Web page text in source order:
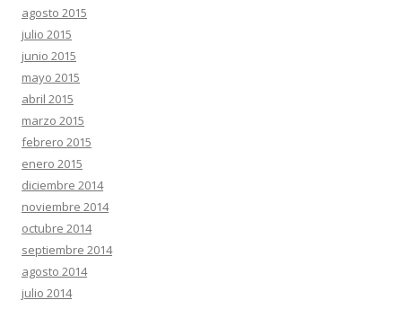
agosto 2015
julio 2015
junio 2015
mayo 2015
abril 2015
marzo 2015
febrero 2015
enero 2015
diciembre 2014
noviembre 2014
octubre 2014
septiembre 2014
agosto 2014
julio 2014